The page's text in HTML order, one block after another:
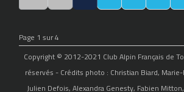
Page 1 sur 4
Copyright © 2012-2021 Club Alpin Français de
réservés - Crédits photo : Christian Biard,
Julien Defois, Alexandra Genesty, Fabien